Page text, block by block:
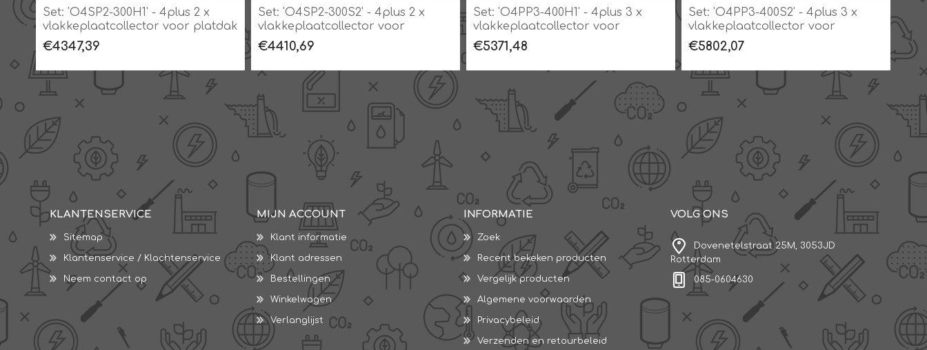
Set: 'O4SP2-300H1' - 4plus 2 x
vlakkeplaatcollector voor platdak
300 liter hygiëneboiler
€4347,39
Set: 'O4SP2-300S2' - 4plus 2 x
vlakkeplaatcollector voor
schuindak 300 liter solarboiler
€4410,69
Set: 'O4PP3-400H1' - 4plus 3 x
vlakkeplaatcollector voor
schuindak 400 liter hygiëneboiler
€5371,48
Set: 'O4PP3-400S2' - 4plus 3 x
vlakkeplaatcollector voor
schuindak 400 liter solarboiler
€5802,07
KLANTENSERVICE
Sitemap
Klantenservice / Klachtenservice
Neem contact op
MIJN ACCOUNT
Klant informatie
Klant adressen
Bestellingen
Winkelwagen
Verlanglijst
INFORMATIE
Zoek
Recent bekeken producten
Vergelijk producten
Algemene voorwaarden
Privacybeleid
Verzenden en retourbeleid
VOLG ONS
Dovenetelstraat 25M, 3053JD
Rotterdam
085-0604630